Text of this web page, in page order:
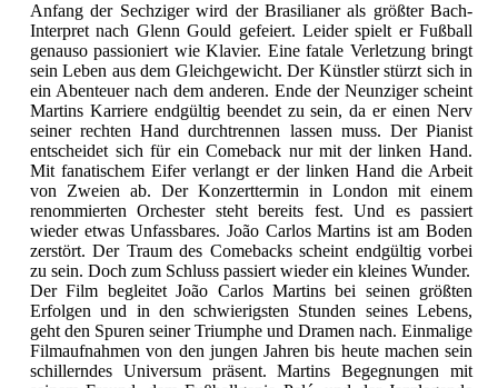
Anfang der Sechziger wird der Brasilianer als größter Bach-
Interpret nach Glenn Gould gefeiert. Leider spielt er Fußball
genauso passioniert wie Klavier. Eine fatale Verletzung bringt
sein Leben aus dem Gleichgewicht. Der Künstler stürzt sich in
ein Abenteuer nach dem anderen. Ende der Neunziger scheint
Martins Karriere endgültig beendet zu sein, da er einen Nerv
seiner rechten Hand durchtrennen lassen muss. Der Pianist
entscheidet sich für ein Comeback nur mit der linken Hand.
Mit fanatischem Eifer verlangt er der linken Hand die Arbeit
von Zweien ab. Der Konzerttermin in London mit einem
renommierten Orchester steht bereits fest. Und es passiert
wieder etwas Unfassbares. João Carlos Martins ist am Boden
zerstört. Der Traum des Comebacks scheint endgültig vorbei
zu sein. Doch zum Schluss passiert wieder ein kleines Wunder.
Der Film begleitet João Carlos Martins bei seinen größten
Erfolgen und in den schwierigsten Stunden seines Lebens,
geht den Spuren seiner Triumphe und Dramen nach. Einmalige
Filmaufnahmen von den jungen Jahren bis heute machen sein
schillerndes Universum präsent. Martins Begegnungen mit